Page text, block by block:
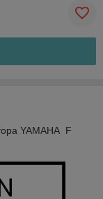
YAMAHA F